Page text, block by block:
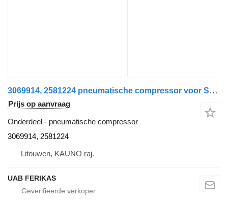
3069914, 2581224 pneumatische compressor voor Scania R460 trekker
Prijs op aanvraag
Onderdeel - pneumatische compressor
3069914, 2581224
Litouwen, KAUNO raj.
UAB FERIKAS